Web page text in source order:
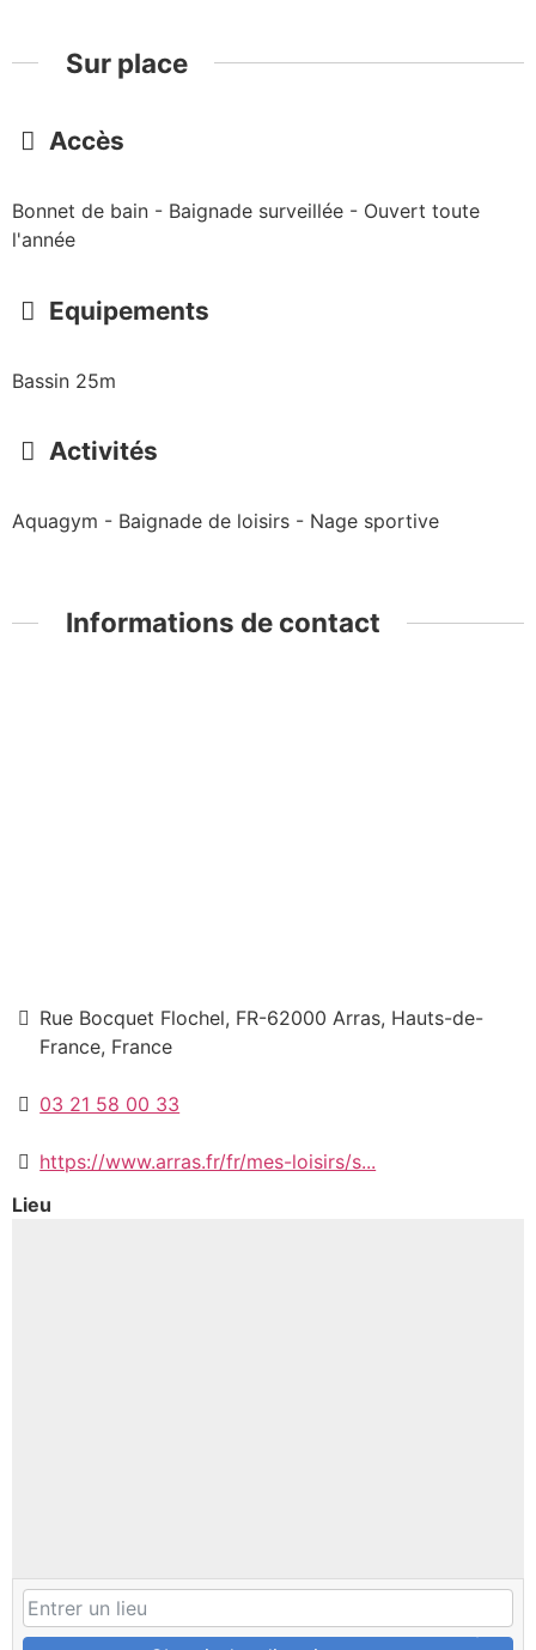
Sur place
Accès
Bonnet de bain - Baignade surveillée - Ouvert toute
l'année
Equipements
Bassin 25m
Activités
Aquagym - Baignade de loisirs - Nage sportive
Informations de contact
Rue Bocquet Flochel, FR-62000 Arras, Hauts-de-
France, France
03 21 58 00 33
https://www.arras.fr/fr/mes-loisirs/s...
Lieu